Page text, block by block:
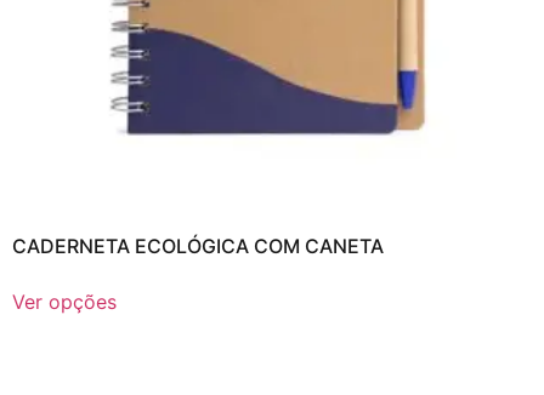
CADERNETA ECOLÓGICA COM CANETA
Ver opções